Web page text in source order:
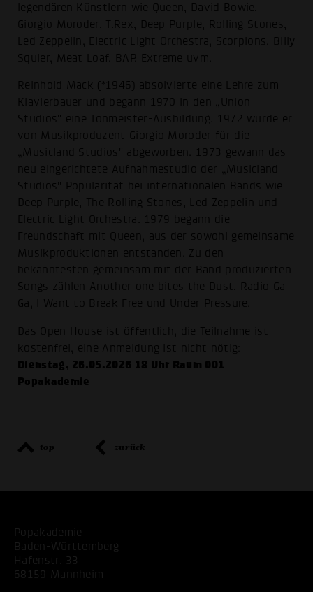
legendären Künstlern wie Queen, David Bowie,
Giorgio Moroder, T.Rex, Deep Purple, Rolling Stones,
Led Zeppelin, Electric Light Orchestra, Scorpions, Billy
Squier, Meat Loaf, BAP, Extreme uvm.
Reinhold Mack (*1946) absolvierte eine Lehre zum
Klavierbauer und begann 1970 in den „Union
Studios" eine Tonmeister-Ausbildung. 1972 wurde er
von Musikproduzent Giorgio Moroder für die
„Musicland Studios" abgeworben. 1973 gewann das
neu eingerichtete Aufnahmestudio der „Musicland
Studios" Popularität bei internationalen Bands wie
Deep Purple, The Rolling Stones, Led Zeppelin und
Electric Light Orchestra. 1979 begann die
Freundschaft mit Queen, aus der sowohl gemeinsame
Musikproduktionen entstanden. Zu den
bekanntesten gemeinsam mit der Band produzierten
Songs zählen Another one bites the Dust, Radio Ga
Ga, I Want to Break Free und Under Pressure.
Das Open House ist öffentlich, die Teilnahme ist
kostenfrei, eine Anmeldung ist nicht nötig:
Dienstag, 26.05.2026 18 Uhr Raum 001
Popakademie
top zurück
Popakademie
Baden-Württemberg
Hafenstr. 33
68159 Mannheim